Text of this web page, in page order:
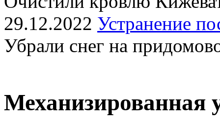
29.12.2022 Устранение
Убрали снег на
Механизированная